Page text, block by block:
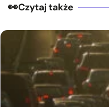
Czytaj także